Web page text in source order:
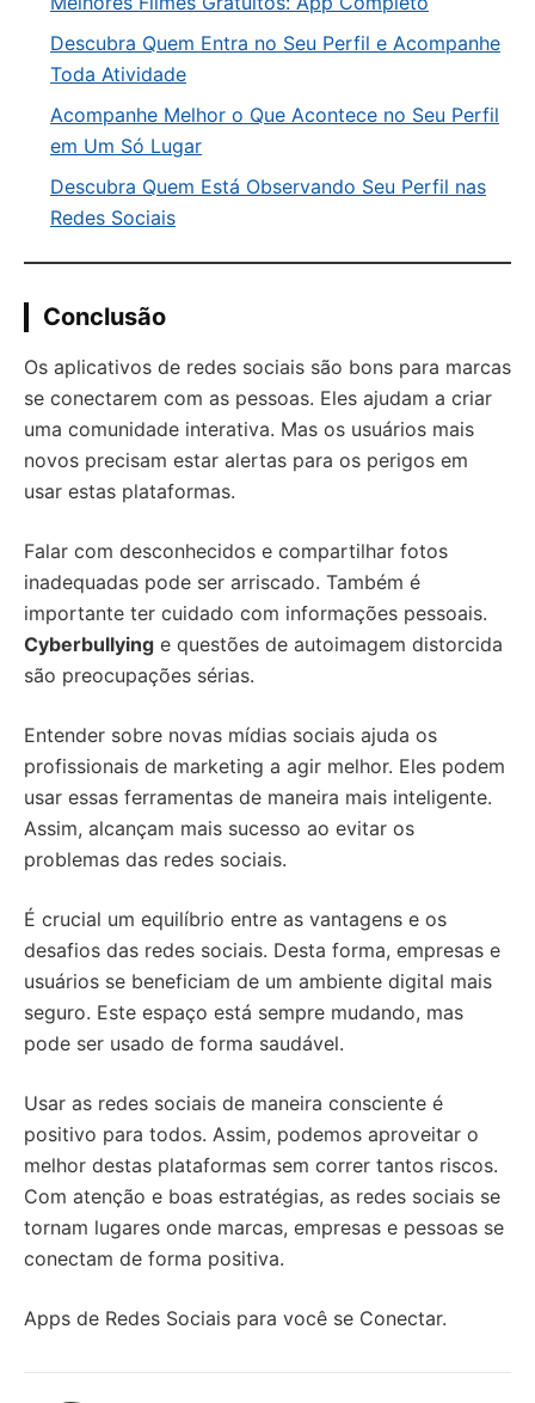
Descubra Quem Entra no Seu Perfil e Acompanhe
Toda Atividade
Acompanhe Melhor o Que Acontece no Seu Perfil
em Um Só Lugar
Descubra Quem Está Observando Seu Perfil nas
Redes Sociais
Conclusão
Os aplicativos de redes sociais são bons para marcas
se conectarem com as pessoas. Eles ajudam a criar
uma comunidade interativa. Mas os usuários mais
novos precisam estar alertas para os perigos em
usar estas plataformas.
Falar com desconhecidos e compartilhar fotos
inadequadas pode ser arriscado. Também é
importante ter cuidado com informações pessoais.
Cyberbullying e questões de autoimagem distorcida
são preocupações sérias.
Entender sobre novas mídias sociais ajuda os
profissionais de marketing a agir melhor. Eles podem
usar essas ferramentas de maneira mais inteligente.
Assim, alcançam mais sucesso ao evitar os
problemas das redes sociais.
É crucial um equilíbrio entre as vantagens e os
desafios das redes sociais. Desta forma, empresas e
usuários se beneficiam de um ambiente digital mais
seguro. Este espaço está sempre mudando, mas
pode ser usado de forma saudável.
Usar as redes sociais de maneira consciente é
positivo para todos. Assim, podemos aproveitar o
melhor destas plataformas sem correr tantos riscos.
Com atenção e boas estratégias, as redes sociais se
tornam lugares onde marcas, empresas e pessoas se
conectam de forma positiva.
Apps de Redes Sociais para você se Conectar.